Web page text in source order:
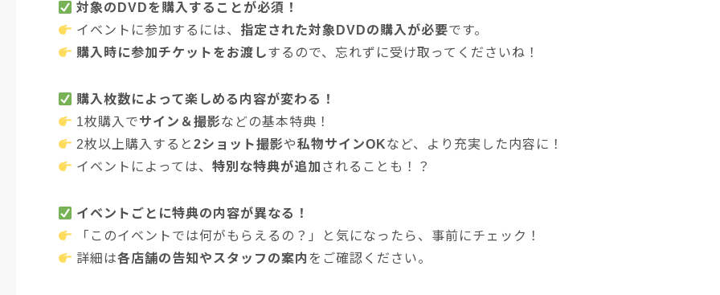
対象のDVDを購入することが必須！
イベントに参加するには、 指定された対象DVDの購入が必要です。
購入時に参加チケットをお渡しするので、忘れずに受け取ってくださいね！
購入枚数によって楽しめる内容が変わる！
1枚購入でサイン＆撮影などの基本特典！
2枚以上購入すると2ショット撮影や私物サインOKなど、より充実した内容に！
イベントによっては、特別な特典が追加 されることも！？
イベントごとに特典の内容が異なる！
「このイベントでは何がもらえるの？」と気になったら、事前にチェック！
詳細は各店舗の告知やスタッフの案内 をご確認ください。